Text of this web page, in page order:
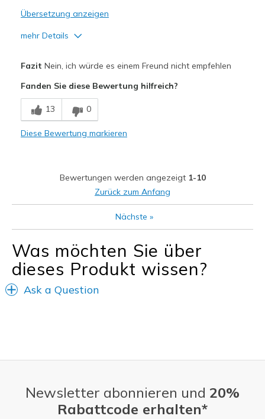
Übersetzung anzeigen
mehr Details
Sizing
Feels true to size
Fazit Nein, ich würde es einem Freund nicht empfehlen
Fanden Sie diese Bewertung hilfreich?
13 0
Diese Bewertung markieren
Bewertungen werden angezeigt 1-10
Zurück zum Anfang
Nächste »
Was möchten Sie über
dieses Produkt wissen?
Ask a Question
Newsletter abonnieren und 20%
Rabattcode erhalten*